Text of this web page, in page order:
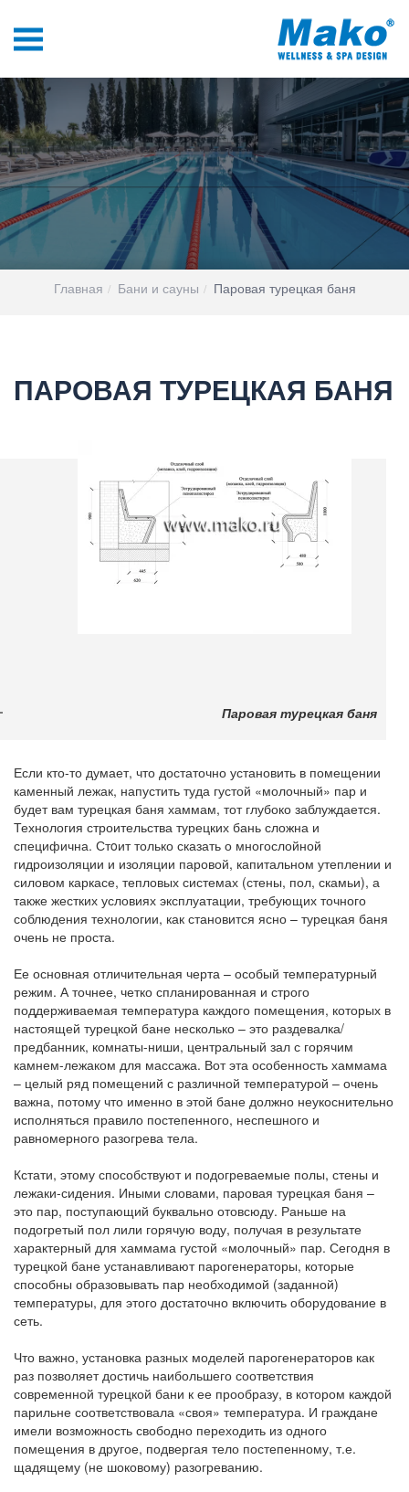
Главная Бани и сауны Паровая турецкая баня
ПАРОВАЯ ТУРЕЦКАЯ БАНЯ
Паровая турецкая баня
Если кто-то думает, что достаточно установить в помещении
каменный лежак, напустить туда густой «молочный» пар и
будет вам турецкая баня хаммам, тот глубоко заблуждается.
Технология строительства турецких бань сложна и
специфична. Стoит только сказать о многослойной
гидроизоляции и изоляции паровой, капитальном утеплении и
силовом каркасе, тепловых системах (стены, пол, скамьи), а
также жестких условиях эксплуатации, требующих точного
соблюдения технологии, как становится ясно – турецкая баня
очень не проста.
Ее основная отличительная черта – особый температурный
режим. А точнее, четко спланированная и строго
поддерживаемая температура каждого помещения, которых в
настоящей турецкой бане несколько – это раздевалка/
предбанник, комнаты-ниши, центральный зал с горячим
камнем-лежаком для массажа. Вот эта особенность хаммама
– целый ряд помещений с различной температурой – очень
важна, потому что именно в этой бане должно неукоснительно
исполняться правило постепенного, неспешного и
равномерного разогрева тела.
Кстати, этому способствуют и подогреваемые полы, стены и
лежаки-сидения. Иными словами, паровая турецкая баня –
это пар, поступающий буквально отовсюду. Раньше на
подогретый пол лили горячую воду, получая в результате
характерный для хаммама густой «молочный» пар. Сегодня в
турецкой бане устанавливают парогенераторы, которые
способны образовывать пар необходимой (заданной)
температуры, для этого достаточно включить оборудование в
сеть.
Что важно, установка разных моделей парогенераторов как
раз позволяет достичь наибольшего соответствия
современной турецкой бани к ее прообразу, в котором каждой
парильне соответствовала «своя» температура. И граждане
имели возможность свободно переходить из одного
помещения в другое, подвергая тело постепенному, т.е.
щадящему (не шоковому) разогреванию.